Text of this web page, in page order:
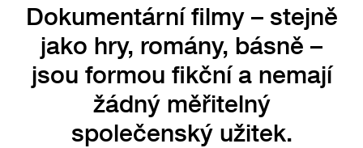
Dokumentární filmy – stejně
jako hry, romány, básně –
jsou formou fikční a nemají
žádný měřitelný
společenský užitek.